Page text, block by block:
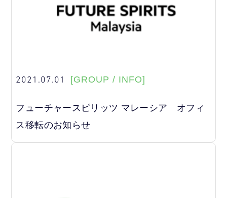
2021.07.01 [GROUP / INFO]
フューチャースピリッツ マレーシア オフィ
ス移転のお知らせ